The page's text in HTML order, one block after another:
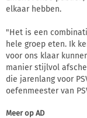
elkaar hebben.
"Het is een
hele groep eten. Ik
voor ons klaar
manier stijlvol
die jarenlang voor
oefenmeester van
Meer op AD